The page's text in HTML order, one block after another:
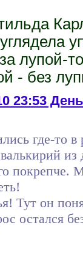
лупой-
- без
23:53
где-то в
из
покрепче.
Тут он
остался